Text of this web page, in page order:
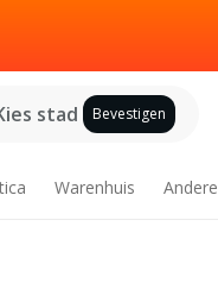
stad Bevestigen
Warenhuis Andere